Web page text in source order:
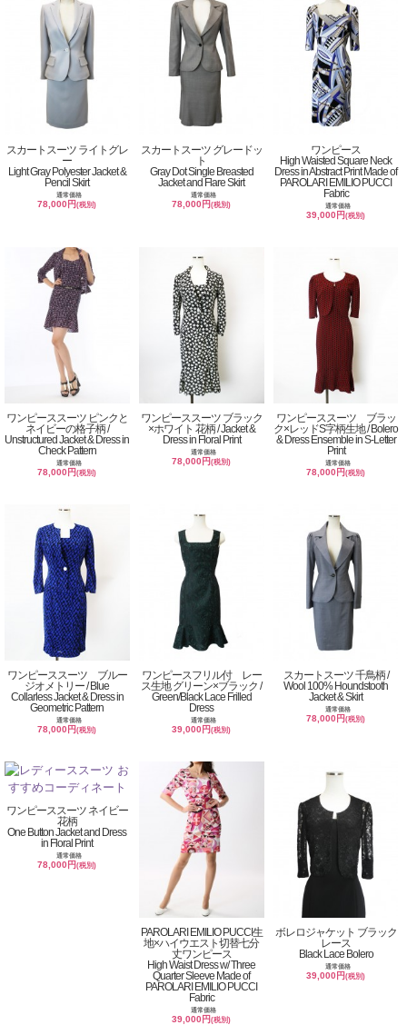
スカートスーツ ライトグレ
ー
Light Gray Polyester Jacket &
Pencil Skirt
通常価格
78,000円(税別)
スカートスーツ グレードッ
ト
Gray Dot Single Breasted
Jacket and Flare Skirt
通常価格
78,000円(税別)
ワンピース
High Waisted Square Neck
Dress in Abstract Print Made of
PAROLARI EMILIO PUCCI
Fabric
通常価格
39,000円(税別)
ワンピーススーツ ピンクと
ネイビーの格子柄 /
Unstructured Jacket & Dress in
Check Pattern
通常価格
78,000円(税別)
ワンピーススーツ ブラック
×ホワイト 花柄 / Jacket &
Dress in Floral Print
通常価格
78,000円(税別)
ワンピーススーツ ブラッ
ク×レッドS字柄生地 / Bolero
& Dress Ensemble in S-Letter
Print
通常価格
78,000円(税別)
ワンピーススーツ ブルー
ジオメトリー / Blue
Collarless Jacket & Dress in
Geometric Pattern
通常価格
78,000円(税別)
ワンピースフリル付 レー
ス生地 グリーン×ブラック /
Green/Black Lace Frilled
Dress
通常価格
39,000円(税別)
スカートスーツ 千鳥柄 /
Wool 100% Houndstooth
Jacket & Skirt
通常価格
78,000円(税別)
ワンピーススーツ ネイビー
花柄
One Button Jacket and Dress
in Floral Print
通常価格
78,000円(税別)
PAROLARI EMILIO PUCCI生
地×ハイウエスト切替七分
丈ワンピース
High Waist Dress w/ Three
Quarter Sleeve Made of
PAROLARI EMILIO PUCCI
Fabric
通常価格
39,000円(税別)
ボレロジャケット ブラック
レース
Black Lace Bolero
通常価格
39,000円(税別)